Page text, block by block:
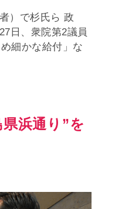
）で杉氏ら 政
日、衆院第2議員
細かな給付」な
浜通り”を